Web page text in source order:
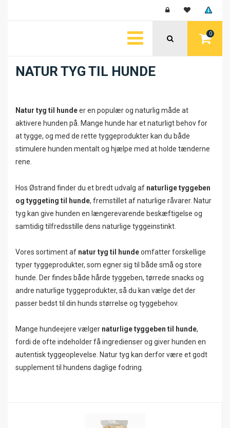
0
NATUR TYG TIL HUNDE
Natur tyg til hundeer en populær og naturlig måde at
aktivere hunden på. Mange hunde har et naturligt behov for
at tygge, og med de rette tyggeprodukter kan du både
stimulere hunden mentalt og hjælpe med at holde tænderne
rene.
Hos Østrand finder du et bredt udvalg af naturlige tyggeben
og tyggeting til hunde, fremstillet af naturlige råvarer. Natur
tyg kan give hunden en længerevarende beskæftigelse og
samtidig tilfredsstille dens naturlige tyggeinstinkt.
Vores sortiment af natur tyg til hundeomfatter forskellige
typer tyggeprodukter, som egner sig til både små og store
hunde. Der findes både hårde tyggeben, tørrede snacks og
andre naturlige tyggeprodukter, så du kan vælge det der
passer bedst til din hunds størrelse og tyggebehov.
Mange hundeejere vælger naturlige tyggeben til hunde,
fordi de ofte indeholder få ingredienser og giver hunden en
autentisk tyggeoplevelse. Natur tyg kan derfor være et godt
supplement til hundens daglige fodring.